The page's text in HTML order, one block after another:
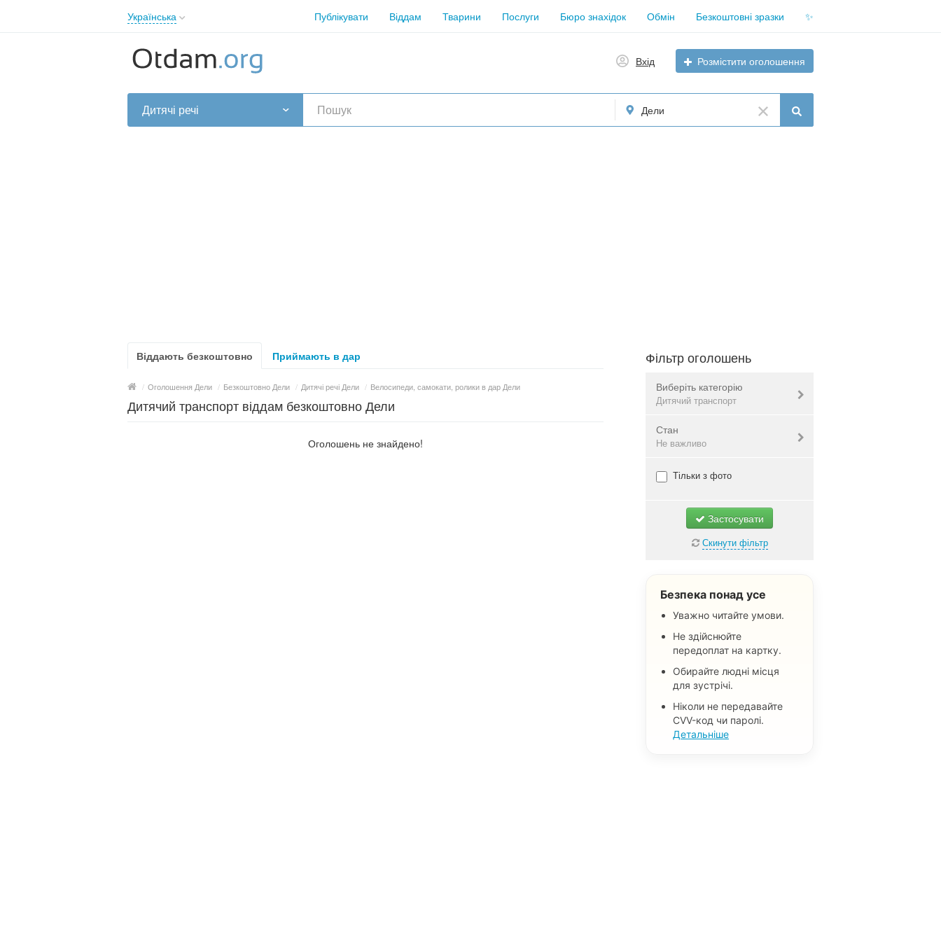
Українська
English
Русский
Українська
Публікувати Віддам Тварини Послуги Бюро знахідок Обмін Безкоштовні зразки ✨
Вхід Розмістити оголошення
Дитячі речі Дели
Віддають безкоштовно Приймають в дар
/ Оголошення Дели / Безкоштовно Дели / Дитячі речі Дели / Велосипеди, самокати, ролики в дар Дели
Дитячий транспорт віддам безкоштовно Дели
Оголошень не знайдено!
Фільтр оголошень
Виберіть категорію
Дитячий транспорт
Дитячий одяг
Дитяче взуття
Дитячі візочки
Іграшки
Дитячий транспорт
Стан
Не важливо
Нове
Не важливо
Тільки з фото
Застосувати
Скинути фільтр
Безпека понад усе
Уважно читайте умови.
Не здійснюйте
передоплат на картку.
Обирайте людні місця
для зустрічі.
Ніколи не передавайте
CVV-код чи паролі.
Детальніше